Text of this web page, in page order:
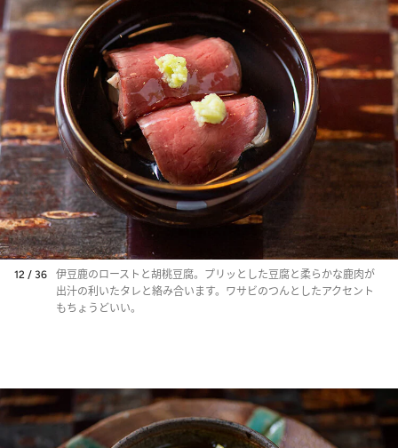
12 / 36
伊豆鹿のローストと胡桃豆腐。プリッとした豆腐と柔らかな鹿肉が
出汁の利いたタレと絡み合います。ワサビのつんとしたアクセント
もちょうどいい。